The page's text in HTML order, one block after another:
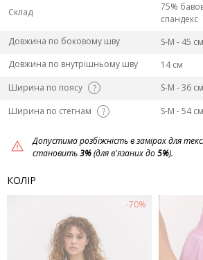
Склад
75%
спандекс
Довжина по боковому шву
S-M - 45
Довжина по внутрішньому шву
14 см
Ширина по поясу
?
S-M - 36
Ширина по стегнам
? S-M - 54
Допустима розбіжність в замірах для
становить3%(для в'язаних до5%).
КОЛІР
-70%